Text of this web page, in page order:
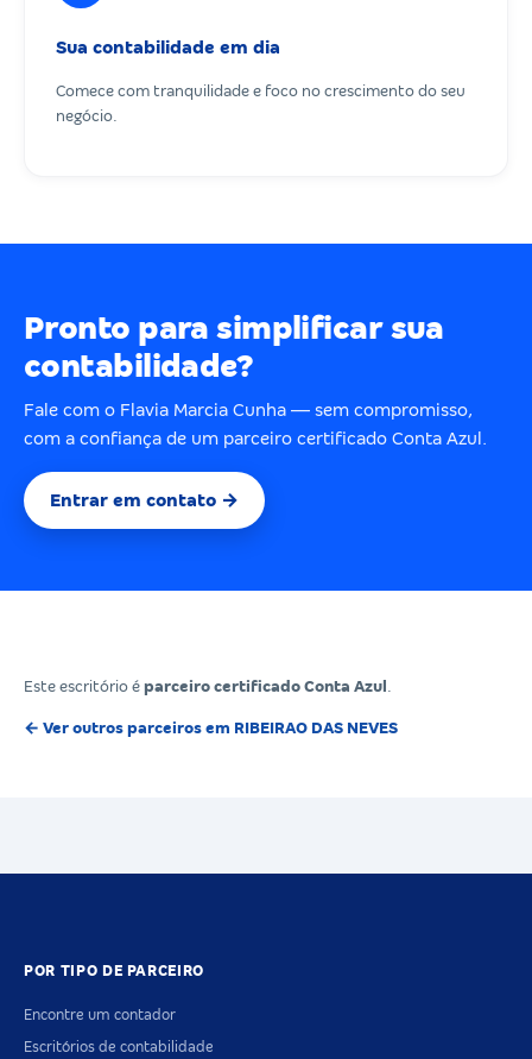
Sua contabilidade em dia
Comece com tranquilidade e foco no crescimento do seu
negócio.
Pronto para simplificar sua
contabilidade?
Fale com o Flavia Marcia Cunha — sem compromisso,
com a confiança de um parceiro certificado Conta Azul.
Entrar em contato →
Este escritório é parceiro certificado Conta Azul
← Ver outros parceiros em RIBEIRAO DAS NEVES
POR TIPO DE PARCEIRO
Encontre um contador
Escritórios de contabilidade